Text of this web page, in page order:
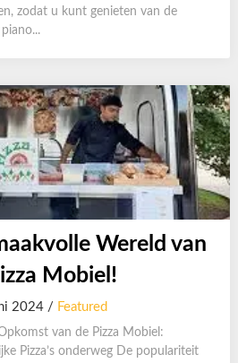
zodat u kunt genieten van de
Wereld van
Mobiel!
2024 / Featured
van de Pizza Mobiel:
Pizza’s onderweg De populariteit